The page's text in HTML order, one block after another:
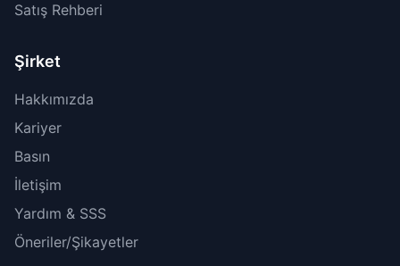
Satış Rehberi
Şirket
Hakkımızda
Kariyer
Basın
İletişim
Yardım & SSS
Öneriler/Şikayetler